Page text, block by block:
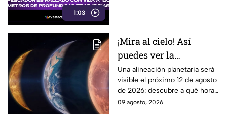
1:03
¡Mira al cielo! Así
puedes ver la
alineación planetaria
del 12 de agosto desde
Puebla
Una alineación planetaria será
visible el próximo 12 de agosto
de 2026: descubre a qué hora
mirar y como disfrutar desde
09 agosto, 2026